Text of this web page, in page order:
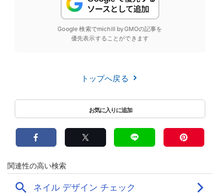
Google 検索でmichill byGMOの記事を
優先表示することができます
トップへ戻る